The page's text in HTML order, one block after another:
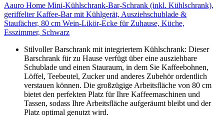
Aauro Home Mini-Kühlschrank-Bar-Schrank (inkl. Kühlschrank),
geriffelter Kaffee-Bar mit Kühlgerät, Ausziehschublade &
Staufächer, 80 cm Wein-Likör-Ecke für Zuhause, Küche,
Esszimmer, Schwarz
Stilvoller Barschrank mit integriertem Kühlschrank: Dieser
Barschrank für zu Hause verfügt über eine ausziehbare
Schublade und einen Stauraum, in dem Sie Kaffeebohnen,
Löffel, Teebeutel, Zucker und anderes Zubehör ordentlich
verstauen können. Die großzügige Arbeitsfläche von 80 cm
bietet den perfekten Platz für Ihre Kaffeemaschinen und
Tassen, sodass Ihre Arbeitsfläche aufgeräumt bleibt und der
Platz optimal genutzt wird.